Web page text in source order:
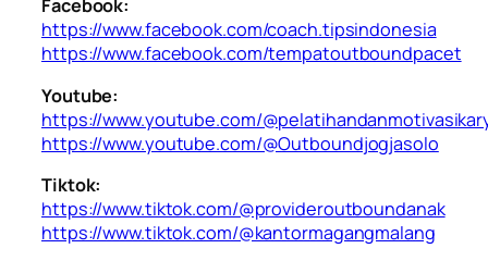
Facebook:
https://www.facebook.com/coach.tipsindonesia
https://www.facebook.com/tempatoutboundpacet
Youtube:
https://www.youtube.com/
https://www.youtube.com/@Outboundjogjasolo
Tiktok:
https://www.tiktok.com/@provideroutboundanak
https://www.tiktok.com/@kantormagangmalang